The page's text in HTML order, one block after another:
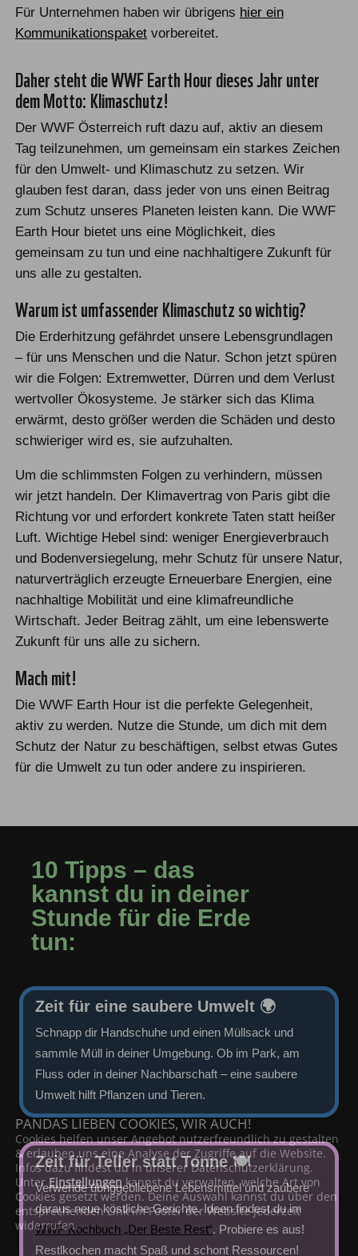
Für Unternehmen haben wir übrigens hier ein
Kommunikationspaketvorbereitet.
Daher steht die WWF Earth Hour dieses Jahr unter
dem Motto: Klimaschutz!
Der WWF Österreich ruft dazu auf, aktiv an diesem
Tag teilzunehmen, um gemeinsam ein starkes Zeichen
für den Umwelt- und Klimaschutz zu setzen. Wir
glauben fest daran, dass jeder von uns einen Beitrag
zum Schutz unseres Planeten leisten kann. Die WWF
Earth Hour bietet uns eine Möglichkeit, dies
gemeinsam zu tun und eine nachhaltigere Zukunft für
uns alle zu gestalten.
Warum ist umfassender Klimaschutz so wichtig?
Die Erderhitzung gefährdet unsere Lebensgrundlagen
– für uns Menschen und die Natur. Schon jetzt spüren
wir die Folgen: Extremwetter, Dürren und dem Verlust
wertvoller Ökosysteme. Je stärker sich das Klima
erwärmt, desto größer werden die Schäden und desto
schwieriger wird es, sie aufzuhalten.
Um die schlimmsten Folgen zu verhindern, müssen
wir jetzt handeln. Der Klimavertrag von Paris gibt die
Richtung vor und erfordert konkrete Taten statt heißer
Luft. Wichtige Hebel sind: weniger Energieverbrauch
und Bodenversiegelung, mehr Schutz für unsere Natur,
naturverträglich erzeugte Erneuerbare Energien, eine
nachhaltige Mobilität und eine klimafreundliche
Wirtschaft. Jeder Beitrag zählt, um eine lebenswerte
Zukunft für uns alle zu sichern.
Mach mit!
Die WWF Earth Hour ist die perfekte Gelegenheit,
aktiv zu werden. Nutze die Stunde, um dich mit dem
Schutz der Natur zu beschäftigen, selbst etwas Gutes
für die Umwelt zu tun oder andere zu inspirieren.
10 Tipps – das
kannst du in deiner
Stunde für die Erde
tun:
Zeit für eine saubere Umwelt 🌍
Schnapp dir Handschuhe und einen Müllsack und
sammle Müll in deiner Umgebung. Ob im Park, am
Fluss oder in deiner Nachbarschaft – eine saubere
Umwelt hilft Pflanzen und Tieren.
Zeit für Teller statt Tonne 🍽
Verwende übriggebliebene Lebensmittel und zaubere
daraus neue köstliche Gerichte. Ideen findest du im
WWF Kochbuch „Der Beste Rest“. Probiere es aus!
Restlkochen macht Spaß und schont Ressourcen!
PANDAS LIEBEN COOKIES, WIR AUCH!
Cookies helfen unser Angebot nutzerfreundlich zu gestalten
& erlauben uns eine Analyse der Zugriffe auf die Website.
Infos dazu findest du in unserer Datenschutzerklärung.
Unter Einstellungen kannst du verwalten, welche Art von
Cookies gesetzt werden. Deine Auswahl kannst du über den
entsprechenden Link im Footer der Website jederzeit
widerrufen.